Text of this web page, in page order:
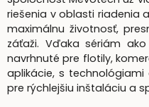
riešenia v oblasti riadenia
maximálnu životnosť,
záťaži. Vďaka sériám
navrhnuté pre flotily,
aplikácie, s
pre rýchlejšiu inštaláciu a